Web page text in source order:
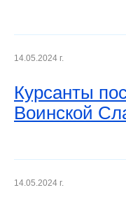
14.05.2024 г.
Курсанты
Воинской
14.05.2024 г.